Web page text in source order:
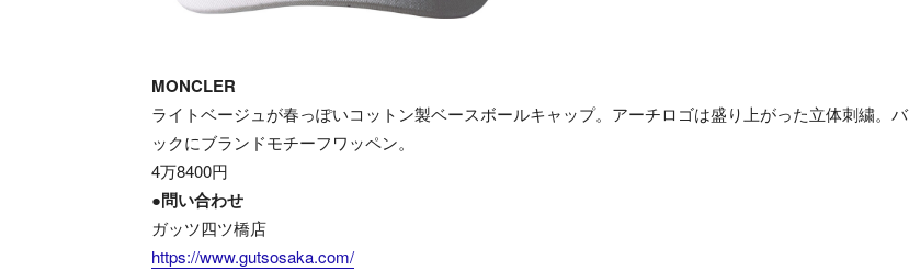
MONCLER
ライトベージュが春っぽいコットン製ベースボールキャップ。アーチロゴは盛り上がった立体刺繍。バ
ックにブランドモチーフワッペン。
4万8400円
●問い合わせ
ガッツ四ツ橋店
https://www.gutsosaka.com/